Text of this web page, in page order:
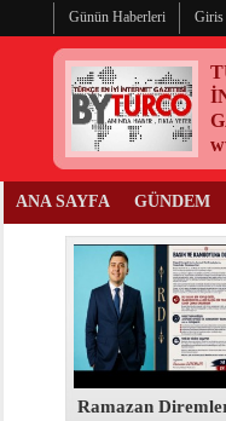
Günün Haberleri Giris
ANA SAYFA GÜNDEM
Ramazan